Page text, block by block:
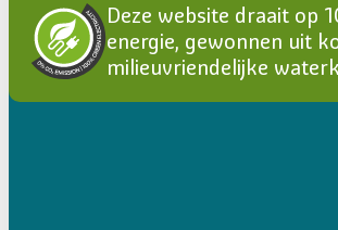
Deze website draait op
energie, gewonnen uit
milieuvriendelijke